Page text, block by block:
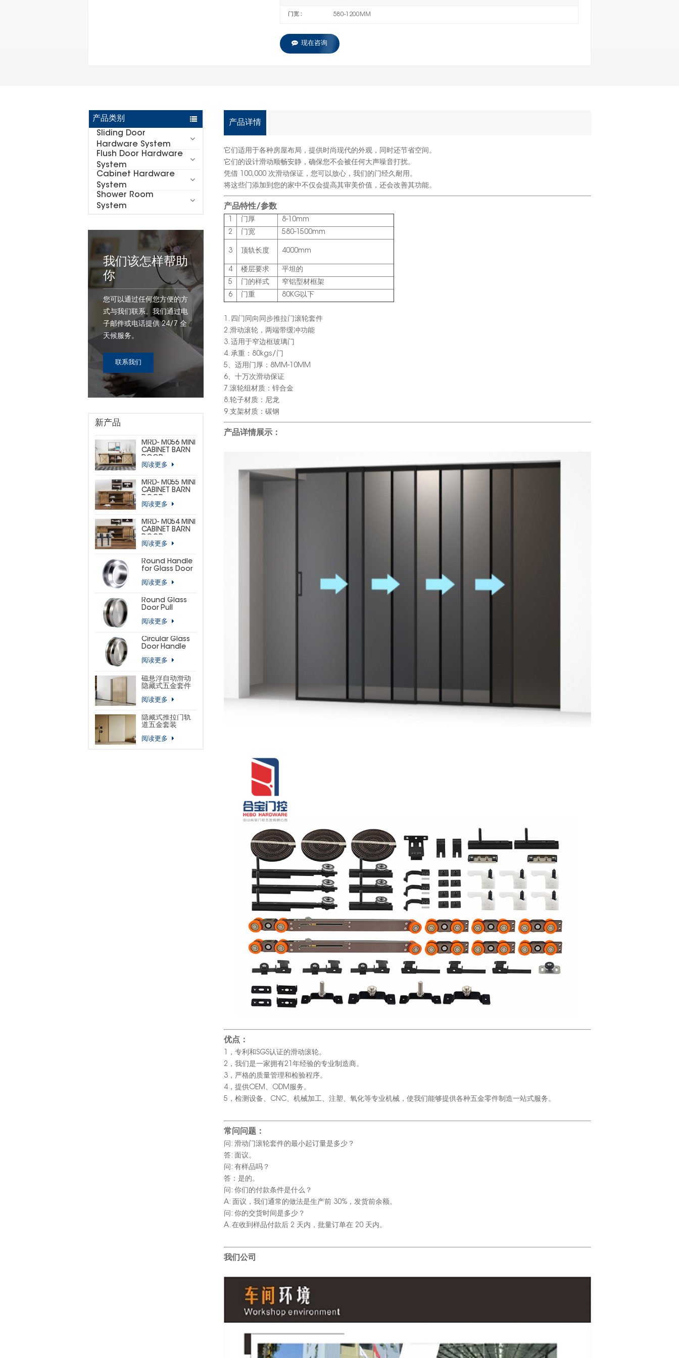
门宽 : 580-1200MM
现在咨询
产品类别
Sliding Door
Hardware System
Flush Door Hardware
System
Cabinet Hardware
System
Shower Room
System
我们该怎样帮助
你
您可以通过任何您方便的方
式与我们联系。我们通过电
子邮件或电话提供 24/7 全
天候服务。
联系我们
新产品
MRD- M056 MINI
CABINET BARN
HARDWARE KIT
阅读更多
MRD- M055 MINI
CABINET BARN
HARDWARE KIT
HORSESHOE)
阅读更多
MRD- M054 MINI
CABINET BARN
HARDWARE KIT
HORSESHOE)
阅读更多
Round Handle
for Glass Door
阅读更多
Round Glass
Door Pull
阅读更多
Circular Glass
Door Handle
阅读更多
磁悬浮自动滑动
隐藏式五金套件
阅读更多
隐藏式推拉门轨
道五金套装
阅读更多
产品详情
它们适用于各种房屋布局，提供时尚现代的外观，同时还节省空间。
它们的设计滑动顺畅安静，确保您不会被任何大声噪音打扰。
凭借 100,000 次滑动保证，您可以放心，我们的门经久耐用。
将这些门添加到您的家中不仅会提高其审美价值，还会改善其功能。
产品特性/参数
门厚
8-10mm
2
门宽 580-1500mm
3 顶轨长度 4000mm
4 楼层要求
平坦的
5
门的样式
窄铝型材框架
6
门重 80KG以下
1. 四门同向同步推拉门滚轮套件
2.滑动滚轮，两端带缓冲功能
3. 适用于窄边框玻璃门
4. 承重：80kgs/门
5、适用门厚：8MM-10MM
6、十万次滑动保证
7.滚轮组材质：锌合金
8.轮子材质：尼龙
9.支架材质：碳钢
产品详情展示：
优点：
1，专利和SGS认证的滑动滚轮。
2，我们是一家拥有21年经验的专业制造商。
3，严格的质量管理和检验程序。
4，提供OEM、ODM服务。
5，检测设备、CNC、机械加工、注塑、氧化等专业机械，使我们能够提供各种五金零件制造一站式服务。
常问问题：
问: 滑动门滚轮套件的最小起订量是多少？
答: 面议。
问: 有样品吗？
答：是的。
问: 你们的付款条件是什么？
A: 面议，我们通常的做法是生产前 30%，发货前余额。
问: 你的交货时间是多少？
A. 在收到样品付款后 2 天内，批量订单在 20 天内。
我们公司